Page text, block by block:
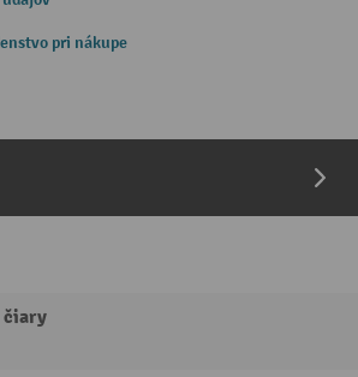
pri nákupe
čiary